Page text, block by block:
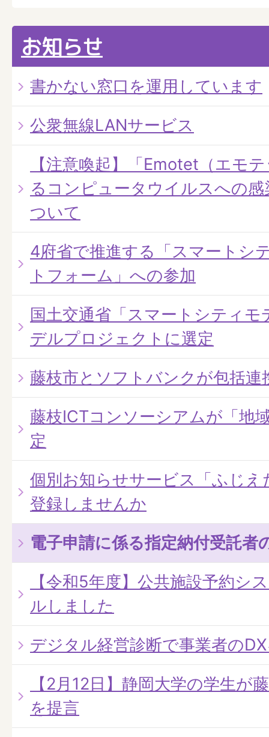
お知らせ
書かない窓口を運用しています
公衆無線LANサービス
【注意喚起】「Emotet（エモ
るコンピュータウイルスへの
ついて
4府省で推進する「スマートシ
トフォーム」への参加
国土交通省「スマートシティ
デルプロジェクトに選定
藤枝市とソフトバンクが包括連
藤枝ICTコンソーシアムが「地
定
個別お知らせサービス「ふじ
登録しませんか
電子申請に係る指定納付受託者
【令和5年度】公共施設予約シ
ルしました
デジタル経営診断で事業者の
【2月12日】静岡大学の学生が
を提言